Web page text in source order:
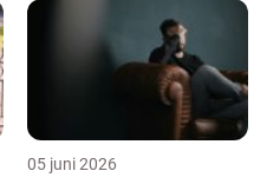
05 juni 2026